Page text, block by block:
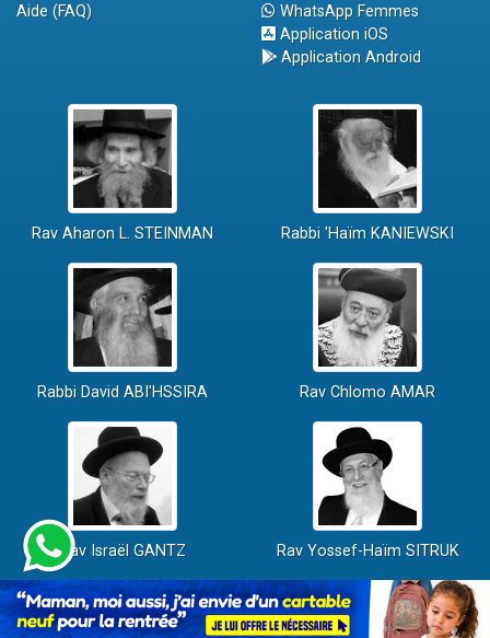
Aide (FAQ)
WhatsApp Femmes
Application iOS
Application Android
Rav Aharon L. STEINMAN Rabbi 'Haïm KANIEWSKI
Rabbi David ABI'HSSIRA Rav Chlomo AMAR
Rav Israël GANTZ Rav Yossef-Haïm SITRUK